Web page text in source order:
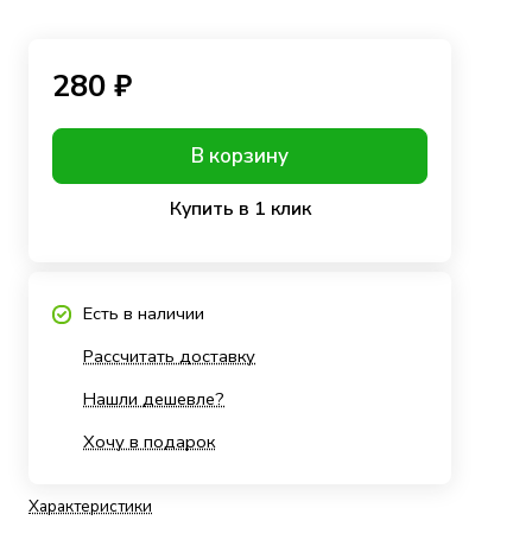
Характеристики
280 ₽
В корзину
Купить в 1 клик
Есть в наличии
Рассчитать доставку
Нашли дешевле?
Хочу в подарок